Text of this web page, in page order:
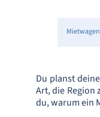
Mietwagen
Du planst
Art, die Region
du, warum ein